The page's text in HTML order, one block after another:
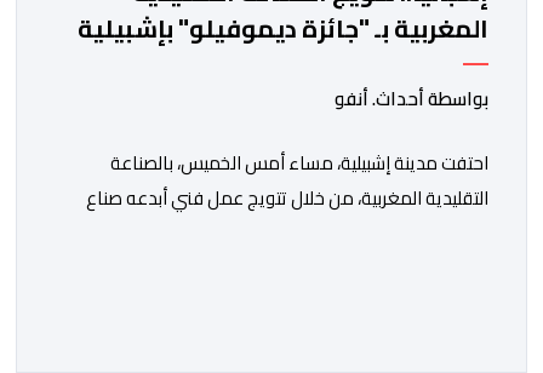
المغربية بـ "جائزة ديموفيلو" بإشبيلية
بواسطة أحداث. أنفو
احتفت مدينة إشبيلية، مساء أمس الخميس، بالصناعة
التقليدية المغربية، من خلال تتويج عمل فني أبدعه صناع